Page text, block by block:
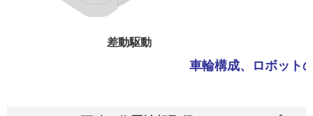
差動駆動
車輪構成、ロボット